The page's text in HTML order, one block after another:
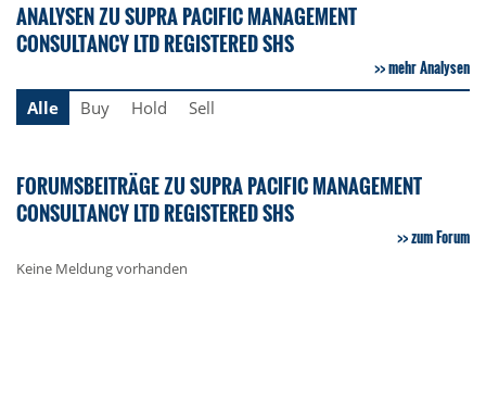
ANALYSEN ZU SUPRA PACIFIC MANAGEMENT
CONSULTANCY LTD REGISTERED SHS
mehr Analysen
Alle
Buy Hold Sell
FORUMSBEITRÄGE ZU SUPRA PACIFIC MANAGEMENT
CONSULTANCY LTD REGISTERED SHS
zum Forum
Keine Meldung vorhanden